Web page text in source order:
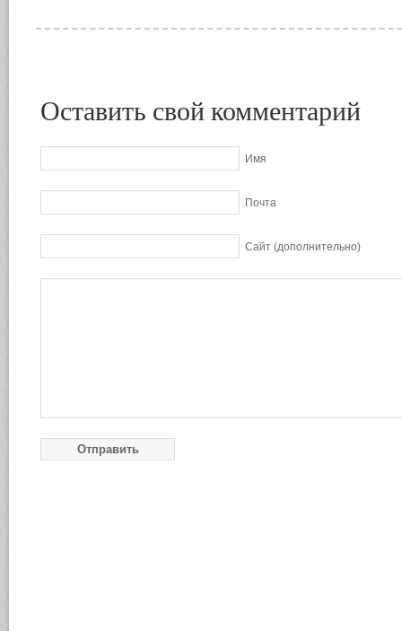
Оставить свой комментарий
Имя
Почта
Сайт (дополнительно)